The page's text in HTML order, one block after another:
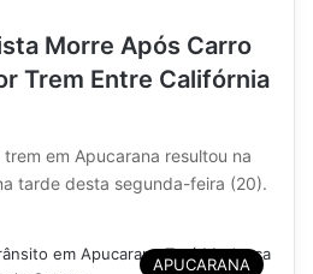
Morre Após Carro
Trem Entre Califórnia
em Apucarana resultou na
tarde desta segunda-feira (20).
APUCARANA